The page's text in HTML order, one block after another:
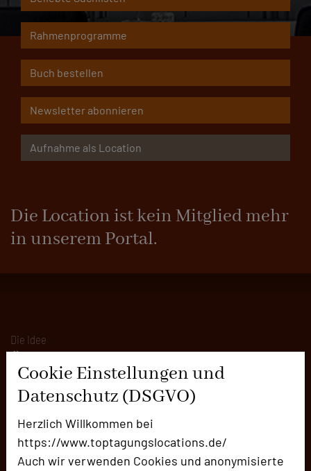
Cookie Einstellungen und
Datenschutz (DSGVO)
Herzlich Willkommen bei
https://www.toptagungslocations.de/
Auch wir verwenden Cookies und anonymisierte
Rahmenprogramme
Buch bestellen
Newsletter abonnieren
Aufnahme als Location
Die Location ist kein Mitglied mehr
in unserem Portal.
Die Idee
Mission
Team
Herausgeber & Autoren
Partner